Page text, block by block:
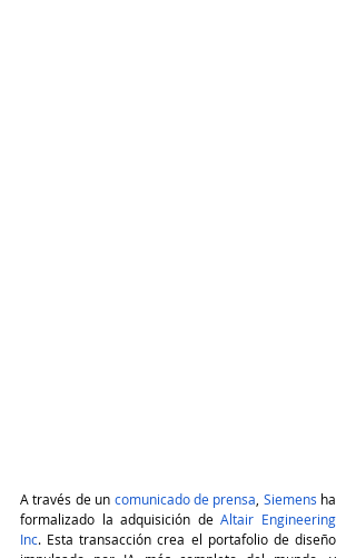
A través de un comunicado de prensa, Siemens ha
formalizado la adquisición de Altair Engineering
Inc. Esta transacción crea el portafolio de diseño